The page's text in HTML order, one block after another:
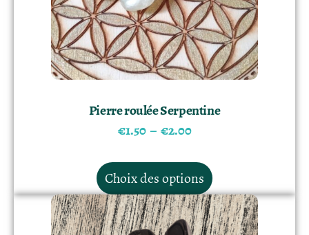
Pierre roulée Serpentine
€1.50 –€2.00
Choix des options